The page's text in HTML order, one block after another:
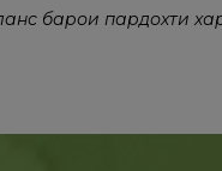
барои пардохти